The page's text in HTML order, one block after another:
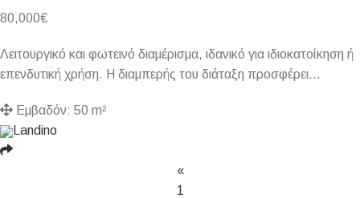
80,000€
Λειτουργικό και φωτεινό διαμέρισμα, ιδανικό για ιδιοκατοίκηση ή
επενδυτική χρήση. Η διαμπερής του διάταξη προσφέρει…
Εμβαδόν: 50 m²
Landino
«
1